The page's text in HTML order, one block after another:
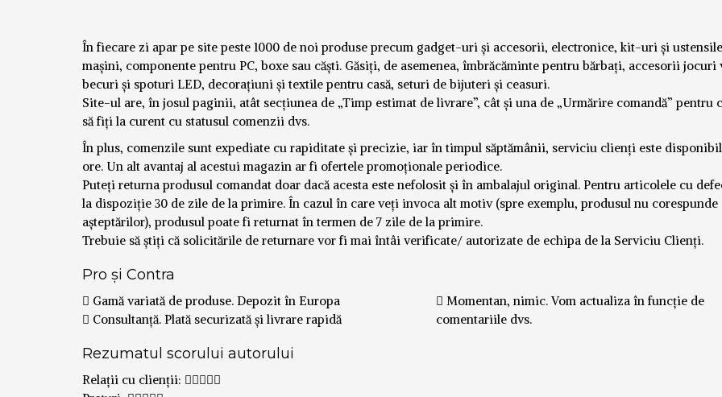
În fiecare zi apar pe site peste 1000 de noi produse precum gadget-uri și accesorii, electronice, kit-uri și
mașini, componente pentru PC, boxe sau căști. Găsiți, de asemenea, îmbrăcăminte pentru bărbați, accesorii jocuri
becuri și spoturi LED, decorațiuni și textile pentru casă, seturi de bijuteri și ceasuri.
Site-ul are, în josul paginii, atât secțiunea de „Timp estimat de livrare”, cât și una de „Urmărire comandă” pentru
să fiți la curent cu statusul comenzii dvs.
În plus, comenzile sunt expediate cu rapiditate și precizie, iar în timpul săptămânii, serviciu clienți este
ore. Un alt avantaj al acestui magazin ar fi ofertele promoționale periodice.
Puteți returna produsul comandat doar dacă acesta este nefolosit și în ambalajul original. Pentru articolele cu
la dispoziție 30 de zile de la primire. În cazul în care veți invoca alt motiv (spre exemplu, produsul nu corespunde
așteptărilor), produsul poate fi returnat în termen de 7 zile de la primire.
Trebuie să știți că solicitările de returnare vor fi mai întâi verificate/ autorizate de echipa de la Serviciu Clienți.
Pro și Contra
Gamă variată de produse. Depozit în Europa
Consultanță. Plată securizată și livrare rapidă
Momentan, nimic. Vom actualiza în funcție de
comentariile dvs.
Rezumatul scorului autorului
Relații cu clienții: